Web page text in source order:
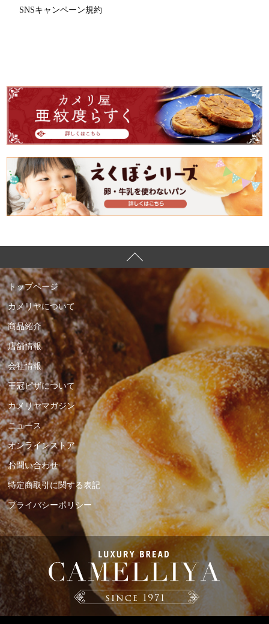
SNSキャンペーン規約
トップページ
カメリヤについて
商品紹介
店舗情報
会社情報
王冠ピザについて
カメリヤマガジン
ニュース
オンラインストア
お問い合わせ
特定商取引に関する表記
プライバシーポリシー